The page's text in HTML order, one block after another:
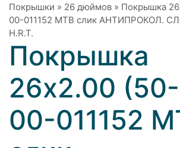
Покрышки » 26 дюймов » Покрышка
00-011152 MTB слик АНТИПРОКОЛ.
H.R.T.
Покрышка
26x2.00
00-011152